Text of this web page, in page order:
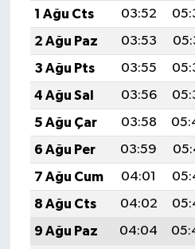
1 Ağu Cts
03:52
2 Ağu Paz
03:53
3 Ağu Pts
03:55
4 Ağu Sal
03:56
5 Ağu Çar
03:58
6 Ağu Per
03:59
7 Ağu Cum
04:01
8 Ağu Cts
04:02
9 Ağu Paz
04:04